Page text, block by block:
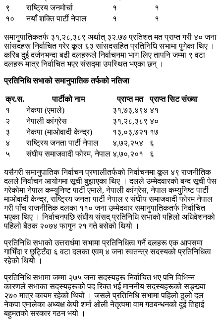
९
राष्ट्रिय जनमोर्चा १
१
१०
नयाँ शक्ति पार्टी नेपाल १ १
समानुपातिकतर्फ ३१,२८,३८९ अर्थात् ३२.७७ प्रतिशत मत प्राप्त गरी ४० जना
सांसदहरू निर्वाचित गरेर कूल ६३ सांसदसहित प्रतिनिधि सभामा पुगेका थिए ।
करिब दुई दर्जनभन्दा बढी दलहरूले निर्वाचनमा भाग लिए तापनि जम्मा ९ वटा
दलहरू मात्र निर्वाचित भएर संसद्मा उपस्थित भएका छन् ।
प्रतिनिधि सभाको समानुपातिक तर्फको नतिजा
क्र.स. पार्टीको नाम प्राप्त मत
प्राप्त सिट संख्या
१
नेकपा (एमाले) ३१,७३,४९४ ४१
२
नेपाली कांग्रेस ३१,२८,३८९ ४०
३
नेकपा (माओवादी केन्द्र) १३,०३,७२१ १७
४
राष्ट्रिय जनता पार्टी नेपाल ४,७२,२५४
६
५
संघीय समाजवादी फोरम, नेपाल ४,७०,२०१ ६
यसैगरी समानुपातिक निर्वाचन प्रणालीतर्फको निर्वाचनमा कूल ४९ राजनीतिक
दलले निर्वाचन आयोगमा सूची बुझाएका थिए । दलले उम्मेदवारको बन्द सूची पेस
गरेकोमा नेपाल कम्युनिष्ट पार्टी एमाले, नेपाली कांग्रेस, नेपाल कम्युनिष्ट पार्टी
माओवादी केन्द्र, राष्ट्रिय जनता पार्टी नेपाल र संघीय समाजवादी फोरम नेपाल
गरी पाँच राजनीतिक दलका ११० जना उम्मेदवार समानुपातिकतर्फ निर्वाचित
भएका थिए । निर्वाचनपछि संघीय संसद् प्रतिनिधि सभाको पहिलो अधिवेशनको
पहिलो बैठक २०७४ फागुन २१ गते बसेको थियो ।
प्रतिनिधि सभाको उत्तरार्धमा सभामा प्रतिनिधित्व गर्ने दलहरू एक आपसमा
गाभिँदा र छुट्टिँदा ६ वटा दलका एवम् ४ जना स्वतन्त्र सदस्यको प्रतिनिधित्व
रहेको थियो ।
प्रतिनिधि सभामा जम्मा २७५ जना सदस्यहरू निर्वाचित भए पनि विभिन्न
कारणले सभाका सदस्यहरूको पद रिक्त भई माननीय सदस्यहरूको सङ्ख्या
२७० मात्र कायम रहेको थियो । जसले प्रतिनिधि सभामा पहिलो ठुलो दल
नेकपा एमालेका अध्यक्ष केपी शर्मा ओली नेतृत्वमा वाम गठबन्धनको दुई तिहाई
बहुमतको सरकार गठन भयो ।